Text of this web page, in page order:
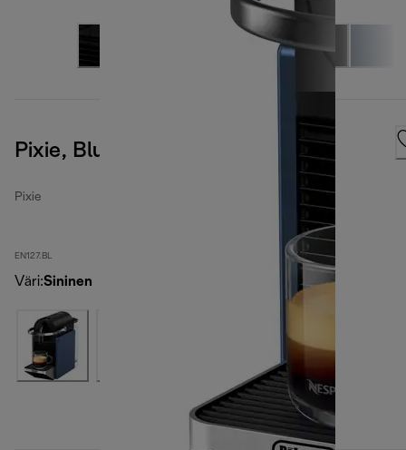
Pixie, Blue
Pixie
EN127.BL
Väri:Sininen